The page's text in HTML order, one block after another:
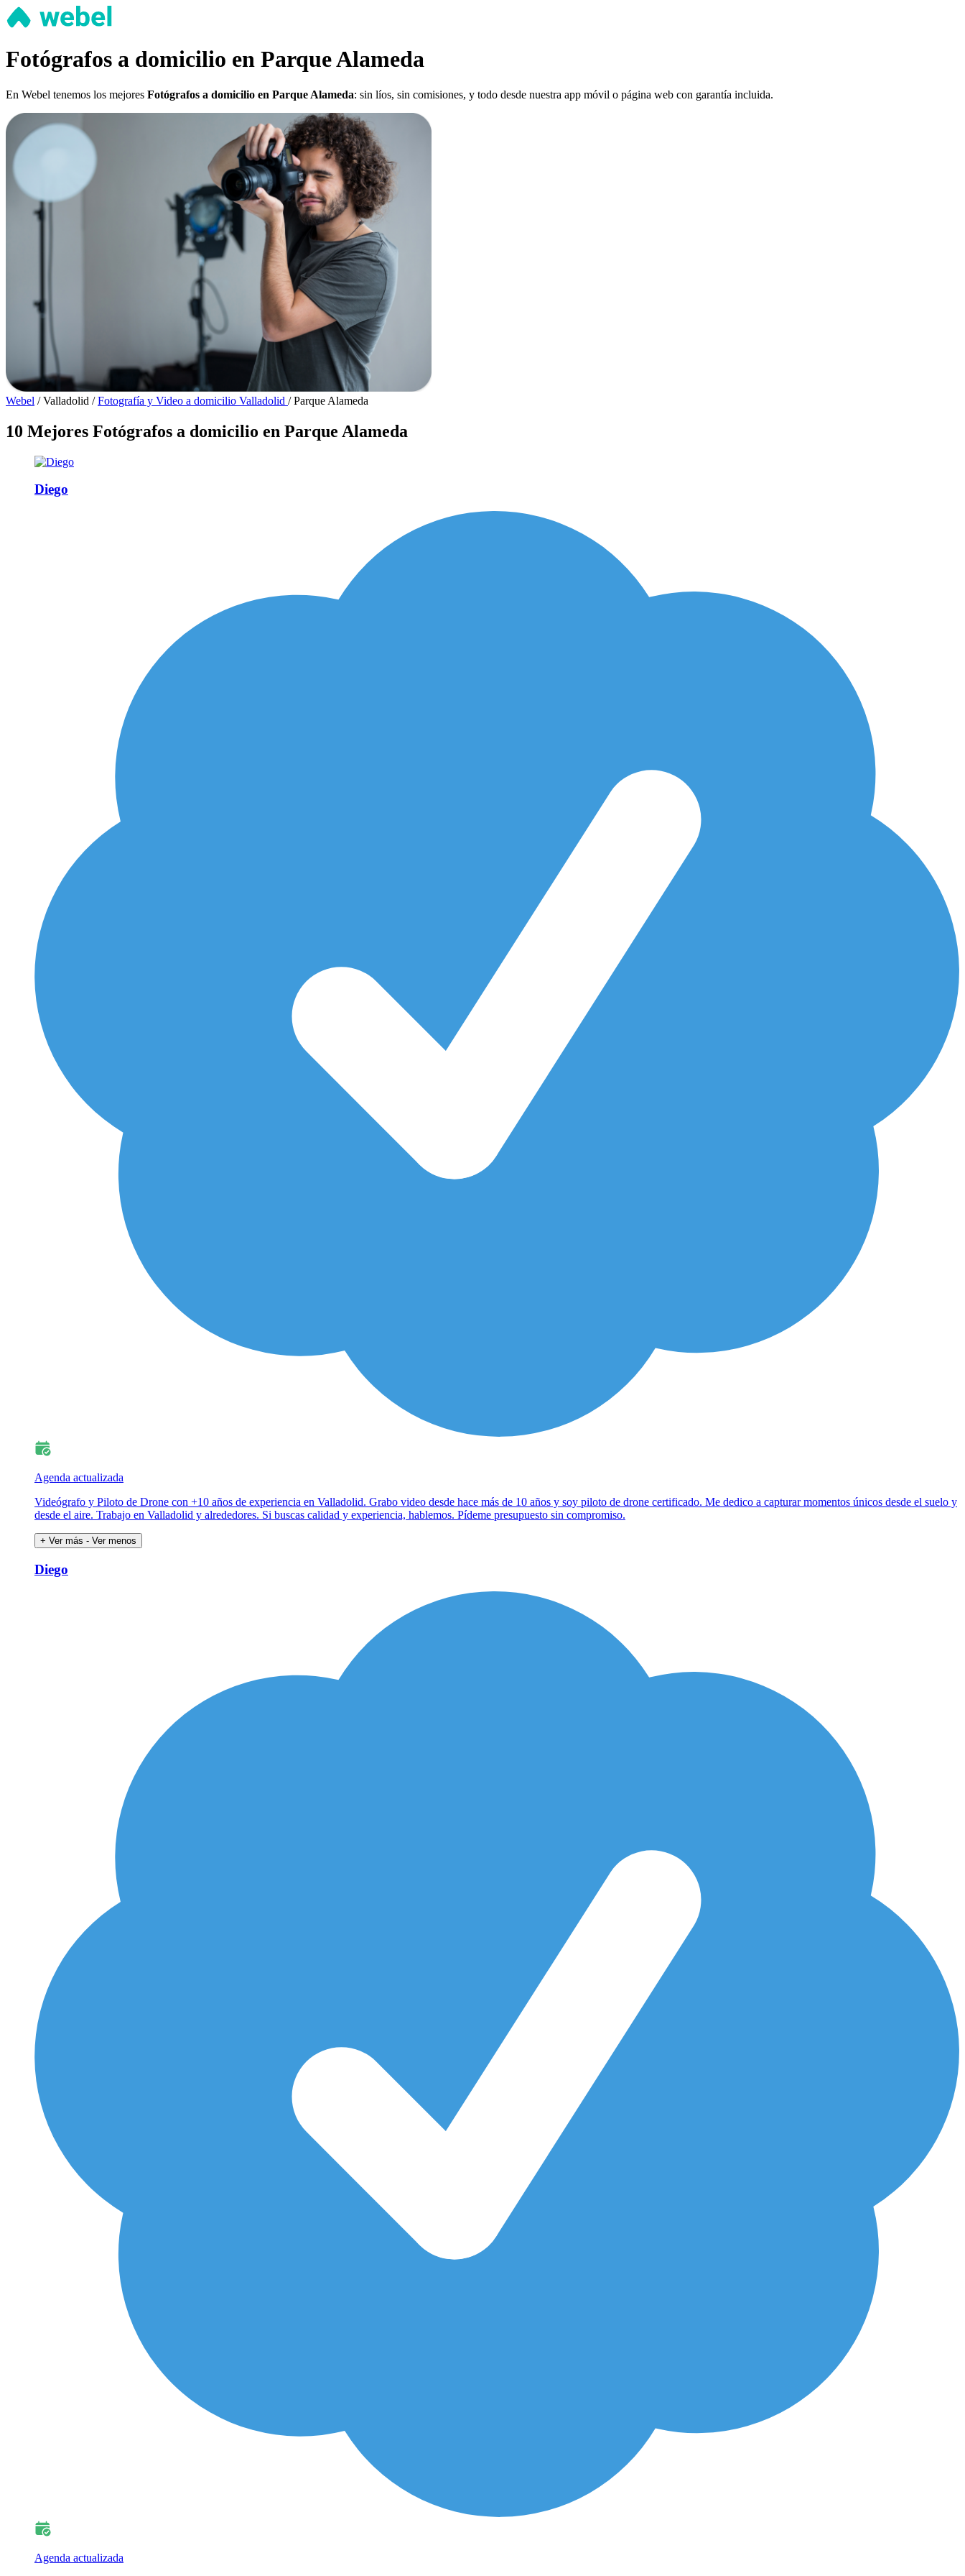
Fotógrafos a domicilio en Parque Alameda
En Webel tenemos los mejores Fotógrafos a domicilio en Parque Alameda: sin líos, sin comisiones, y todo desde nuestra app móvil o página web con garantía incluida.
Webel / Valladolid / Fotografía y Video a domicilio Valladolid / Parque Alameda
10 Mejores Fotógrafos a domicilio en Parque Alameda
Diego
Agenda actualizada
Videógrafo y Piloto de Drone con +10 años de experiencia en Valladolid. Grabo video desde hace más de 10 años y soy piloto de drone certificado. Me dedico a capturar momentos únicos desde el suelo y
desde el aire. Trabajo en Valladolid y alrededores. Si buscas calidad y experiencia, hablemos. Pídeme presupuesto sin compromiso.
+ Ver más - Ver menos
Diego
Agenda actualizada